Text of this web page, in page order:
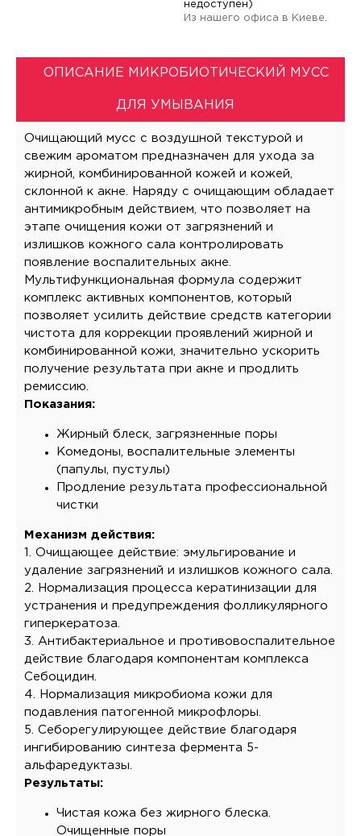
недоступен)
Из нашего офиса в Киеве.
ОПИСАНИЕ МИКРОБИОТИЧЕСКИЙ МУСС
ДЛЯ УМЫВАНИЯ
Очищающий мусс с воздушной текстурой и
свежим ароматом предназначен для ухода за
жирной, комбинированной кожей и кожей,
склонной к акне. Наряду с очищающим обладает
антимикробным действием, что позволяет на
этапе очищения кожи от загрязнений и
излишков кожного сала контролировать
появление воспалительных акне.
Мультифункциональная формула содержит
комплекс активных компонентов, который
позволяет усилить действие средств категории
чистота для коррекции проявлений жирной и
комбинированной кожи, значительно ускорить
получение результата при акне и продлить
ремиссию.
Показания:
Жирный блеск, загрязненные поры
Комедоны, воспалительные элементы
(папулы, пустулы)
Продление результата профессиональной
чистки
Механизм действия:
1. Очищающее действие: эмульгирование и
удаление загрязнений и излишков кожного сала.
2. Нормализация процесса кератинизации для
устранения и предупреждения фолликулярного
гиперкератоза.
3. Антибактериальное и противовоспалительное
действие благодаря компонентам комплекса
Себоцидин.
4. Нормализация микробиома кожи для
подавления патогенной микрофлоры.
5. Себорегулирующее действие благодаря
ингибированию синтеза фермента 5-
альфаредуктазы.
Результаты:
Чистая кожа без жирного блеска.
Очищенные поры